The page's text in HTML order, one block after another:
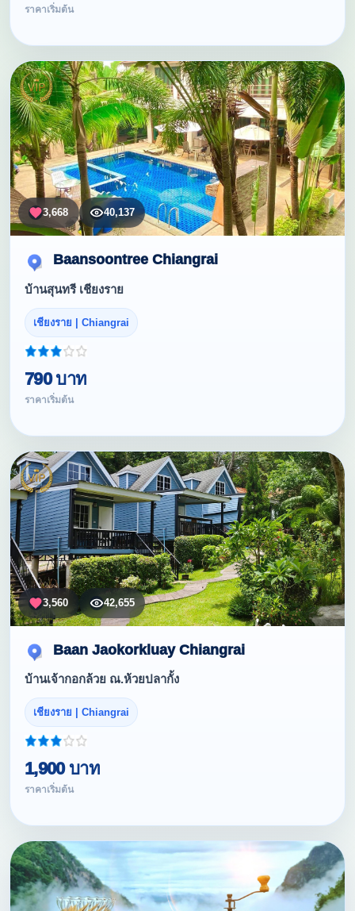
ราคาเริ่มต้น
3,668 40,137
Baansoontree Chiangrai
บ้านสุนทรี เชียงราย
เชียงราย | Chiangrai
790 บาท
ราคาเริ่มต้น
3,560 42,655
Baan Jaokorkluay Chiangrai
บ้านเจ้ากอกล้วย ณ.ห้วยปลากั้ง
เชียงราย | Chiangrai
1,900 บาท
ราคาเริ่มต้น